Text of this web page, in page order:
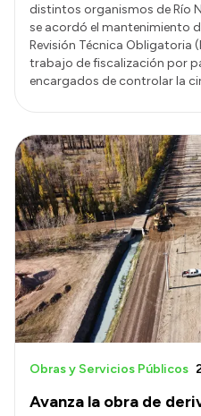
Login
distintos organismos de Río
se acordó el mantenimiento
Revisión Técnica Obligatoria
trabajo de fiscalización por
encargados de controlar la
Avanza la obra de
Obras y Servicios Públicos